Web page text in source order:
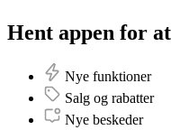
Hent appen for
Nye funktioner
Salg og rabatter
Nye beskeder